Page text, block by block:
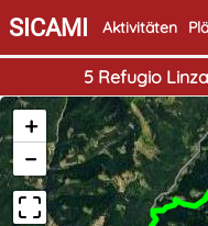
SICAMI Aktivitäten
5 Refugio
+
−